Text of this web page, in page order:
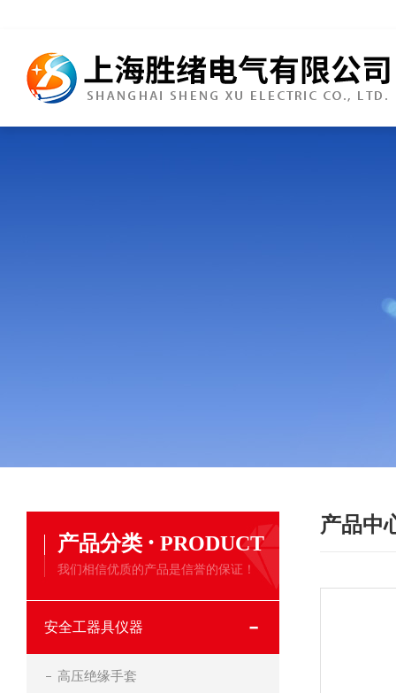
产品分类 · PRODUCT
我们相信优质的产品是信誉的保证！
安全工器具仪器
高压绝缘手套
产品中